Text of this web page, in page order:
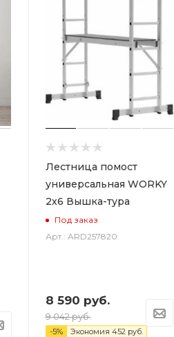
Лестница помост
универсальная WORKY
2х6 Вышка-тура
Под заказ
Арт.: ARD257820
8 590 руб.
9 042руб.
-5% Экономия 452руб.